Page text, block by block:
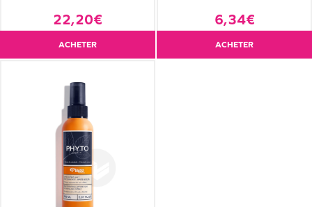
22,20€
ACHETER
6,34€
ACHETER